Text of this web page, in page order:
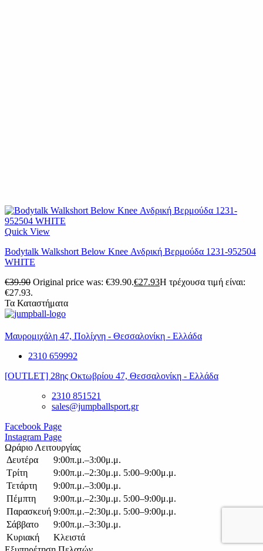
Quick View
Bodytalk Walkshort Below Knee Ανδρική Βερμούδα 1231-952504
WHITE
€39.90 Original price was: €39.90.€27.93Η τρέχουσα τιμή είναι:
€27.93.
Τα Καταστήματα
Μαυρομιχάλη 47, Πολίχνη - Θεσσαλονίκη - Ελλάδα
2310 659992
[OUTLET] 28ης Οκτωβρίου 47, Θεσσαλονίκη - Ελλάδα
2310 851521
sales@jumpballsport.gr
Facebook Page
Instagram Page
Ωράριο Λειτουργίας
Δευτέρα
9:00π.μ.–3:00μ.μ.
Τρίτη
9:00π.μ.–2:30μ.μ. 5:00–9:00μ.μ.
Τετάρτη
9:00π.μ.–3:00μ.μ.
Πέμπτη
9:00π.μ.–2:30μ.μ. 5:00–9:00μ.μ.
Παρασκευή 9:00π.μ.–2:30μ.μ. 5:00–9:00μ.μ.
Σάββατο
9:00π.μ.–3:30μ.μ.
Κυριακή
Κλειστά